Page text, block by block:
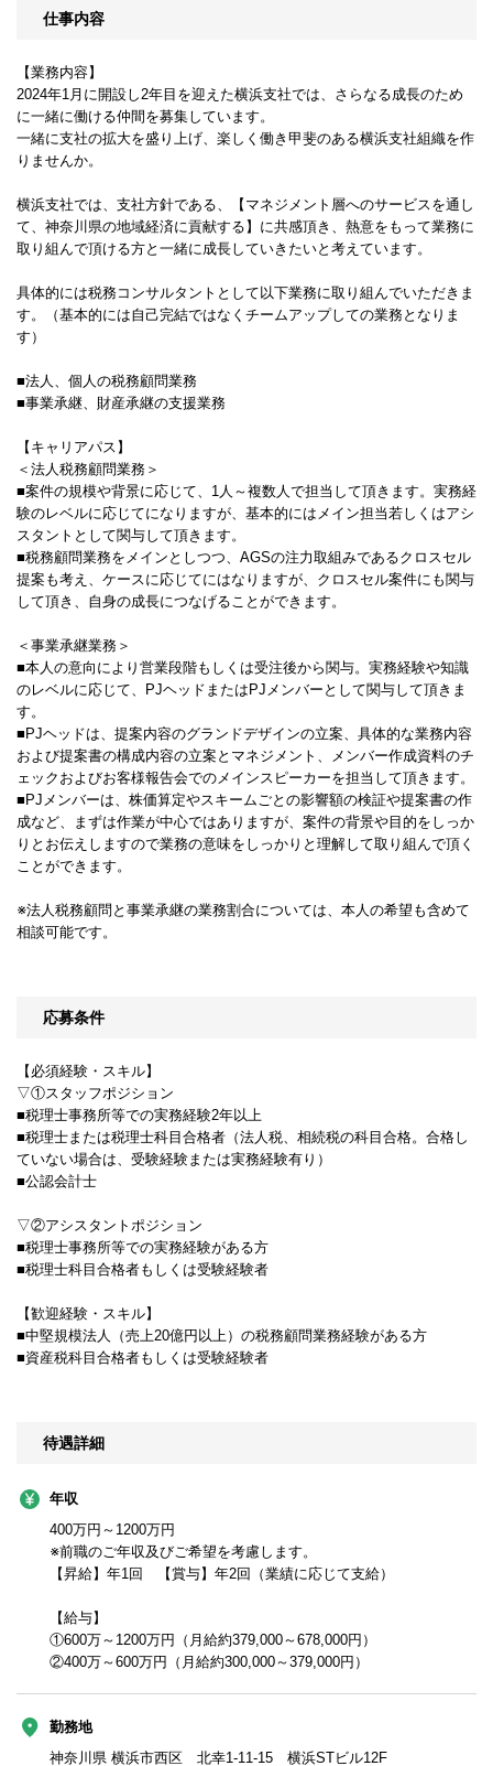
仕事内容
【業務内容】
2024年1月に開設し2年目を迎えた横浜支社では、さらなる成長のため
に一緒に働ける仲間を募集しています。
一緒に支社の拡大を盛り上げ、楽しく働き甲斐のある横浜支社組織を作
りませんか。
横浜支社では、支社方針である、【マネジメント層へのサービスを通し
て、神奈川県の地域経済に貢献する】に共感頂き、熱意をもって業務に
取り組んで頂ける方と一緒に成長していきたいと考えています。
具体的には税務コンサルタントとして以下業務に取り組んでいただきま
す。（基本的には自己完結ではなくチームアップしての業務となりま
す）
■法人、個人の税務顧問業務
■事業承継、財産承継の支援業務
【キャリアパス】
＜法人税務顧問業務＞
■案件の規模や背景に応じて、1人～複数人で担当して頂きます。実務経
験のレベルに応じてになりますが、基本的にはメイン担当若しくはアシ
スタントとして関与して頂きます。
■税務顧問業務をメインとしつつ、AGSの注力取組みであるクロスセル
提案も考え、ケースに応じてにはなりますが、クロスセル案件にも関与
して頂き、自身の成長につなげることができます。
＜事業承継業務＞
■本人の意向により営業段階もしくは受注後から関与。実務経験や知識
のレベルに応じて、PJヘッドまたはPJメンバーとして関与して頂きま
す。
■PJヘッドは、提案内容のグランドデザインの立案、具体的な業務内容
および提案書の構成内容の立案とマネジメント、メンバー作成資料のチ
ェックおよびお客様報告会でのメインスピーカーを担当して頂きます。
■PJメンバーは、株価算定やスキームごとの影響額の検証や提案書の作
成など、まずは作業が中心ではありますが、案件の背景や目的をしっか
りとお伝えしますので業務の意味をしっかりと理解して取り組んで頂く
ことができます。
※法人税務顧問と事業承継の業務割合については、本人の希望も含めて
相談可能です。
応募条件
【必須経験・スキル】
▽①スタッフポジション
■税理士事務所等での実務経験2年以上
■税理士または税理士科目合格者（法人税、相続税の科目合格。合格し
ていない場合は、受験経験または実務経験有り）
■公認会計士
▽②アシスタントポジション
■税理士事務所等での実務経験がある方
■税理士科目合格者もしくは受験経験者
【歓迎経験・スキル】
■中堅規模法人（売上20億円以上）の税務顧問業務経験がある方
■資産税科目合格者もしくは受験経験者
待遇詳細
年収
400万円～1200万円
※前職のご年収及びご希望を考慮します。
【昇給】年1回 【賞与】年2回（業績に応じて支給）
【給与】
①600万～1200万円（月給約379,000～678,000円）
②400万～600万円（月給約300,000～379,000円）
勤務地
神奈川県 横浜市西区 北幸1-11-15 横浜STビル12F